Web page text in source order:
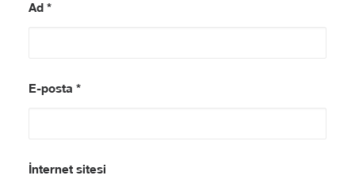
Ad *
E-posta *
İnternet sitesi